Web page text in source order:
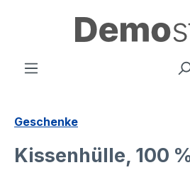
Geschenke
Kissenhülle, 100